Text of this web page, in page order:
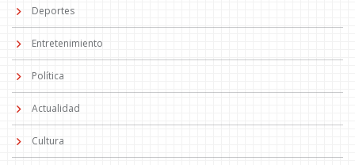
Deportes
Entretenimiento
Política
Actualidad
Cultura